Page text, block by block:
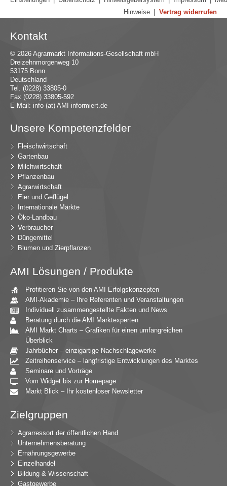
Hinweise
Vertrag widerrufen
Kontakt
© 2026 Agrarmarkt Informations-Gesellschaft mbH
Dreizehnmorgenweg 10
53175 Bonn
Deutschland
Tel. (0228) 33805-0
Fax (0228) 33805-592
E-Mail: info (at) AMI-informiert.de
Unsere Kompetenzfelder
Fleischwirtschaft
Gartenbau
Milchwirtschaft
Pflanzenbau
Agrarwirtschaft
Eier und Geflügel
Internationale Märkte
Öko-Landbau
Verbraucher
Düngemittel
Blumen und Zierpflanzen
AMI Lösungen / Produkte
Profitieren Sie von den AMI Erfolgskonzepten
AMI-Akademie – Ihre Referenten und Veranstaltungen
Individuell zusammengestellte Fakten und News
Beratung durch die AMI Marktexperten
AMI Markt Charts – Grafiken für einen umfangreichen
Überblick
Jahrbücher – einzigartige Nachschlagewerke
Zeitreihenservice – langfristige Entwicklungen des Marktes
Seminare und Vorträge
Vom Widget bis zur Homepage
Markt Blick – Ihr kostenloser Newsletter
Zielgruppen
Agrarressort der öffentlichen Hand
Unternehmensberatung
Ernährungsgewerbe
Einzelhandel
Bildung & Wissenschaft
Gastgewerbe